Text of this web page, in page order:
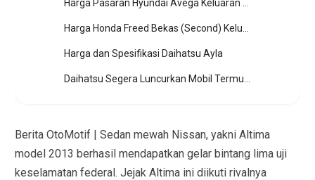
Harga dan Spesifikasi Daihatsu Ayla
Berita OtoMotif | Sedan mewah Nissan, yakni Altima
model 2013 berhasil mendapatkan gelar bintang lima uji
keselamatan federal. Jejak Altima ini diikuti rivalnya